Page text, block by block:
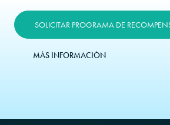
SOLICITAR PROGRAMA DE
MÁS INFORMACIÓN